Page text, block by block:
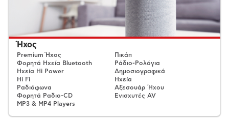
Ήχος
Premium Ήχος
Φορητά Ηχεία Bluetooth
Ηχεία Hi Power
Hi Fi
Ραδιόφωνα
Φορητά Ραδιο-CD
MP3 & MP4 Players
Πικάπ
Ράδιο-Ρολόγια
Δημοσιογραφικά
Ηχεία
Αξεσουάρ Ήχου
Ενισχυτές AV